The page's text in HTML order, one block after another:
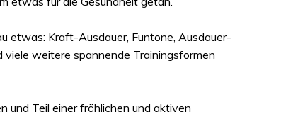
etwas: Kraft-Ausdauer, Funtone, Ausdauer-
viele weitere spannende Trainingsformen
und Teil einer fröhlichen und aktiven